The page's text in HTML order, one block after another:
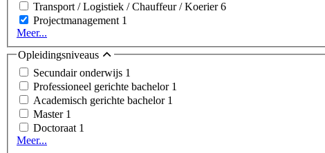
Transport / Logistiek / Chauffeur / Koerier6
Projectmanagement 1
Meer...
Opleidingsniveaus
Secundair onderwijs 1
Professioneel gerichte bachelor 1
Academisch gerichte bachelor 1
Master 1
Doctoraat 1
Meer...